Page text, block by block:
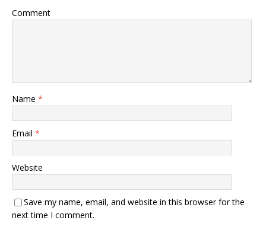
Comment
Name *
Email *
Website
Save my name, email, and website in this browser for the
next time I comment.